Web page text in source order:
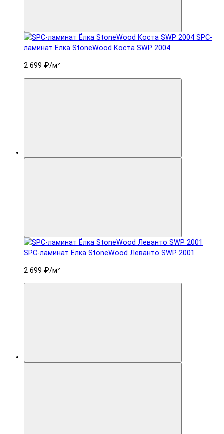
SPC-
ламинат Ëлка StoneWood Коста SWP 2004
2 699 ₽/м²
SPC-ламинат Ëлка StoneWood Леванто SWP 2001
2 699 ₽/м²